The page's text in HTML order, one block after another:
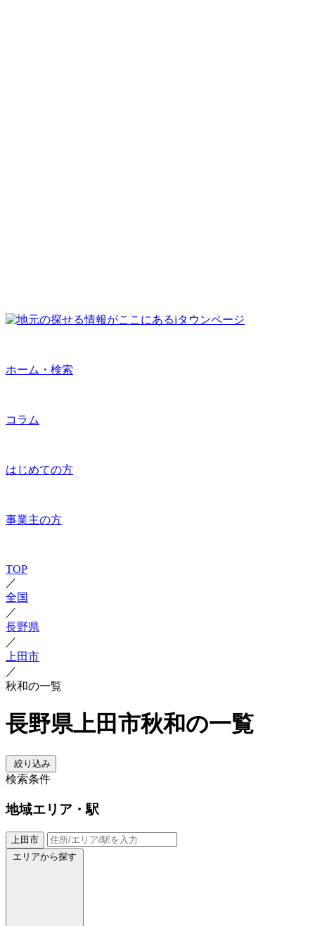
ホーム・検索
コラム
はじめての方
事業主の方
TOP
／
全国
／
長野県
／
上田市
／
秋和の一覧
長野県上田市秋和の一覧
絞り込み
検索条件
地域エリア・駅
上田市
エリアから探す